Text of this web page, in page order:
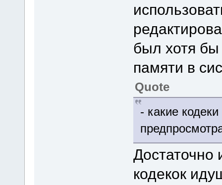
был хотя бы
памяти в
Quote
- какие
Достаточно
кодекок